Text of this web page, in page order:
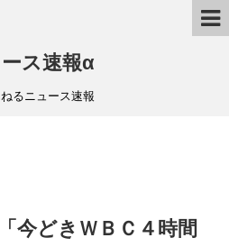
ス速報α
るニュース速報
今どきＷＢＣ４時間